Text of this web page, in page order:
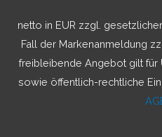
h
netto in EUR zzgl.
Fall der Markenanmeldung
freibleibende Angebot gilt
sowie öffentlich-rechtliche